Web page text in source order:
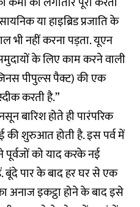
या हाइब्रिड प्रजाति के
भी नहीं करना पड़ता. यूएन
के लिए काम करने वाली
पीपुल्स पैक्ट) की एक
करती है.”
बारिश होते ही पारंपरिक
की शुरुआत होती है. इस पर्व में
को याद करके नई
पार के बाद हर घर से एक
अनाज इकट्ठा होने के बाद इसे